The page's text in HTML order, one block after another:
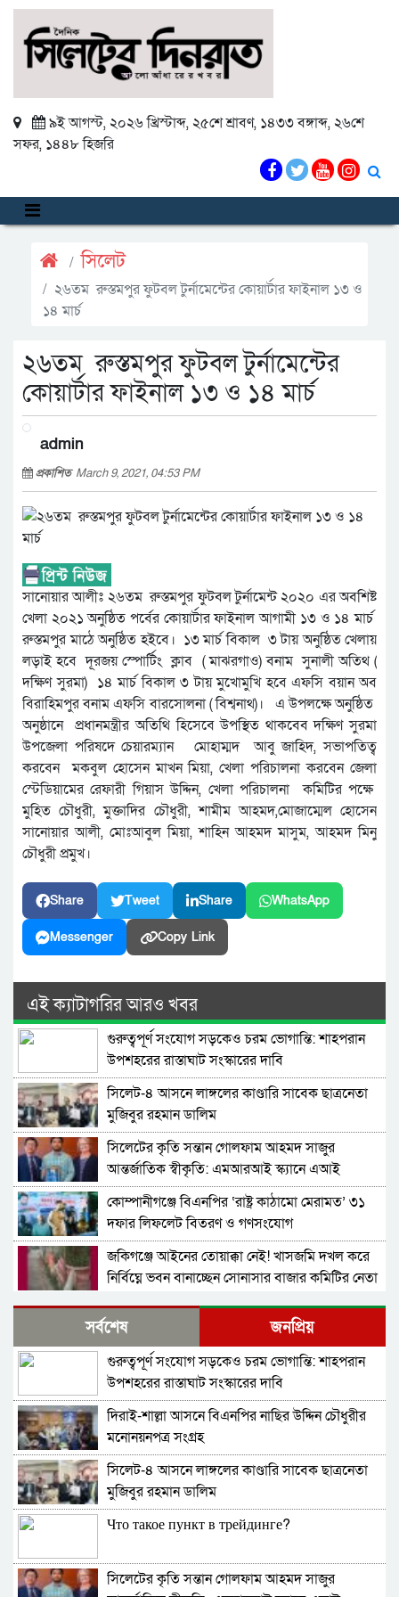
৯ই আগস্ট, ২০২৬ খ্রিস্টাব্দ, ২৫শে শ্রাবণ, ১৪৩৩ বঙ্গাব্দ, ২৬শে
সফর, ১৪৪৮ হিজরি
সিলেট
২৬তম রুস্তমপুর ফুটবল টুর্নামেন্টের কোয়ার্টার ফাইনাল ১৩ ও
১৪ মার্চ
২৬তম রুস্তমপুর ফুটবল টুর্নামেন্টের
কোয়ার্টার ফাইনাল ১৩ ও ১৪ মার্চ
admin
প্রকাশিত March 9, 2021, 04:53 PM
সানোয়ার আলীঃ ২৬তম রুস্তমপুর ফুটবল টুর্নামেন্ট ২০২০ এর অবশিষ্ট
খেলা ২০২১ অনুষ্ঠিত পর্বের কোয়ার্টার ফাইনাল আগামী ১৩ ও ১৪ মার্চ
রুস্তমপুর মাঠে অনুষ্ঠিত হইবে। ১৩ মার্চ বিকাল ৩ টায় অনুষ্ঠিত খেলায়
লড়াই হবে দূরজয় স্পোর্টিং ক্লাব ( মাঝরগাও) বনাম সুনালী অতিথ (
দক্ষিণ সুরমা) ১৪ মার্চ বিকাল ৩ টায় মুখোমুখি হবে এফসি বয়ান অব
বিরাহিমপুর বনাম এফসি বারসোলনা ( বিশ্বনাথ)। এ উপলক্ষে অনুষ্ঠিত
অনুষ্ঠানে প্রধানমন্ত্রীর অতিথি হিসেবে উপস্থিত থাকবেব দক্ষিণ সুরমা
উপজেলা পরিষদে চেয়ারম্যান মোহাম্মদ আবু জাহিদ, সভাপতিত্ব
করবেন মকবুল হোসেন মাখন মিয়া, খেলা পরিচালনা করবেন জেলা
স্টেডিয়ামের রেফারী গিয়াস উদ্দিন, খেলা পরিচালনা কমিটির পক্ষে
মুহিত চৌধুরী, মুক্তাদির চৌধুরী, শামীম আহমদ,মোজাম্মেল হোসেন
সানোয়ার আলী, মোঃআবুল মিয়া, শাহিন আহমদ মাসুম, আহমদ মিনু
চৌধুরী প্রমুখ।
Share Tweet Share WhatsApp
Messenger Copy Link
এই ক্যাটাগরির আরও খবর
গুরুত্বপূর্ণ সংযোগ সড়কেও চরম ভোগান্তি: শাহপরান
উপশহরের রাস্তাঘাট সংস্কারের দাবি
সিলেট-৪ আসনে লাঙ্গলের কাণ্ডারি সাবেক ছাত্রনেতা
মুজিবুর রহমান ডালিম
সিলেটের কৃতি সন্তান গোলফাম আহমদ সাজুর
আন্তর্জাতিক স্বীকৃতি: এমআরআই স্ক্যানে এআই
প্রয়োগে পিএইচডি অর্জন
কোম্পানীগঞ্জে বিএনপির ‘রাষ্ট্র কাঠামো মেরামত’ ৩১
দফার লিফলেট বিতরণ ও গণসংযোগ
জকিগঞ্জে আইনের তোয়াক্কা নেই! খাসজমি দখল করে
নির্বিঘ্নে ভবন বানাচ্ছেন সোনাসার বাজার কমিটির নেতা
বন্ধ থাকবে সিলেটের ৭টি এলাকায় দীর্ঘ ৯ ঘণ্টা বিদ্যুৎ
নিরাপত্তাহীনতায় লাভলুর পরিবার: সিলেটে সশস্ত্র
হামলায়, লুন্ঠিত অর্থ-স্বর্ণ
ন্যাব নেতৃবৃন্দের ওসমানী মেডিক্যাল কলেজ এর
নবনিযুক্ত সহকারী পরিচালকের সাথে শুভেচ্ছা বিনিময়
জৈন্তাপুরে অবৈধভাবে ভারতে অনুপ্রবেশের চেষ্টা |
বিজিবির হাতে আটক -৫
ওসমানীনগরের গোয়ালাবাজারে ১৪ লক্ষাধিক টাকার
বঙ্গবীর ওসমানীর ১০৭ তম জন্ম বার্ষিকীতে জাতীয়
সর্বশেষ জনপ্রিয়
গুরুত্বপূর্ণ সংযোগ সড়কেও চরম ভোগান্তি: শাহপরান
উপশহরের রাস্তাঘাট সংস্কারের দাবি
দিরাই-শাল্লা আসনে বিএনপির নাছির উদ্দিন চৌধুরীর
মনোনয়নপত্র সংগ্রহ
সিলেট-৪ আসনে লাঙ্গলের কাণ্ডারি সাবেক ছাত্রনেতা
মুজিবুর রহমান ডালিম
Что такое пункт в трейдинге?
সিলেটের কৃতি সন্তান গোলফাম আহমদ সাজুর